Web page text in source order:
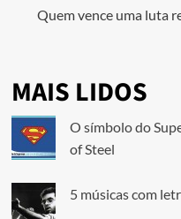
Quem vence uma luta
MAIS LIDOS
O símbolo do
of Steel
5 músicas com